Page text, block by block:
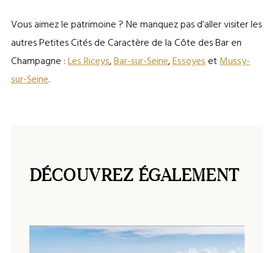
Vous aimez le patrimoine ? Ne manquez pas d’aller visiter les
autres Petites Cités de Caractère de la Côte des Bar en
Champagne :Les Riceys,Bar-sur-Seine,EssoyesetMussy-
sur-Seine.
DÉCOUVREZ ÉGALEMENT